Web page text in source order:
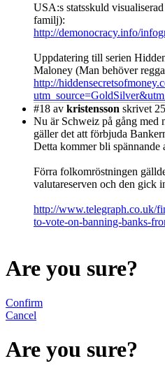
USA:s statsskuld
familj):
http://demonocracy.info/
Uppdatering till serien
Maloney (Man behöver
http://
#18 av kristensson skrivet
Nu är Schweiz på gång med
gäller det att förbjuda
Detta kommer bli spännande
Förra folkomröstningen
valutareserven och den gick
http://www.telegraph.co.uk/
to-vote-on-banning-banks-
Are you sure?
Confirm
Cancel
Are you sure?